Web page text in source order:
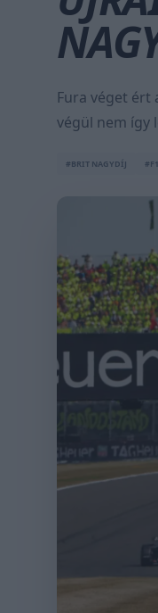
Fura véget ért
végül nem így
#BRIT NAGYDÍJ #F1